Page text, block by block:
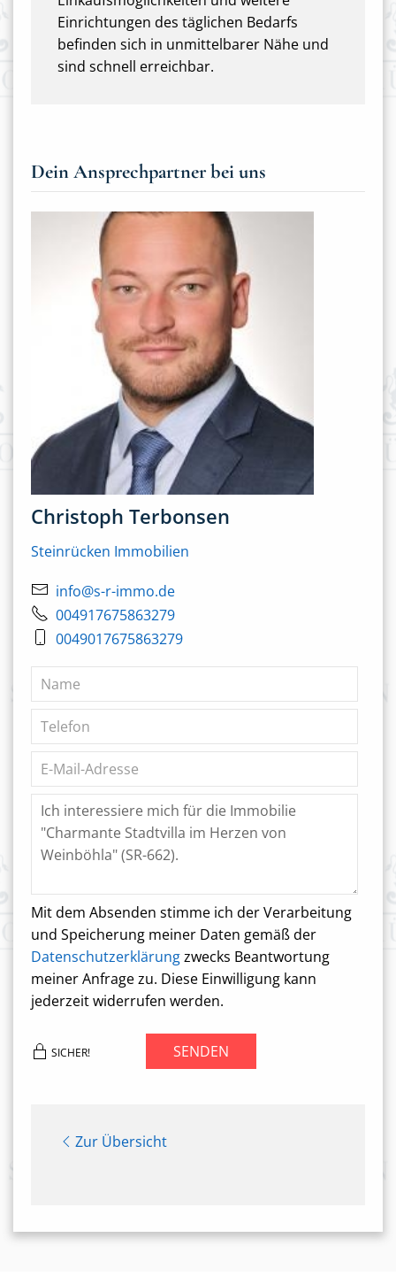
Einrichtungen des täglichen Bedarfs
befinden sich in unmittelbarer Nähe und
sind schnell erreichbar.
Dein Ansprechpartner bei uns
Christoph Terbonsen
Steinrücken Immobilien
info@s-r-immo.de
004917675863279
0049017675863279
Mit dem Absenden stimme ich der Verarbeitung
und Speicherung meiner Daten gemäß der
Datenschutzerklärungzwecks Beantwortung
meiner Anfrage zu. Diese Einwilligung kann
jederzeit widerrufen werden.
SICHER! SENDEN
Zur Übersicht